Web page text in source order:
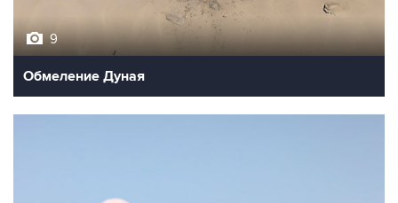
9
Обмеление Дуная